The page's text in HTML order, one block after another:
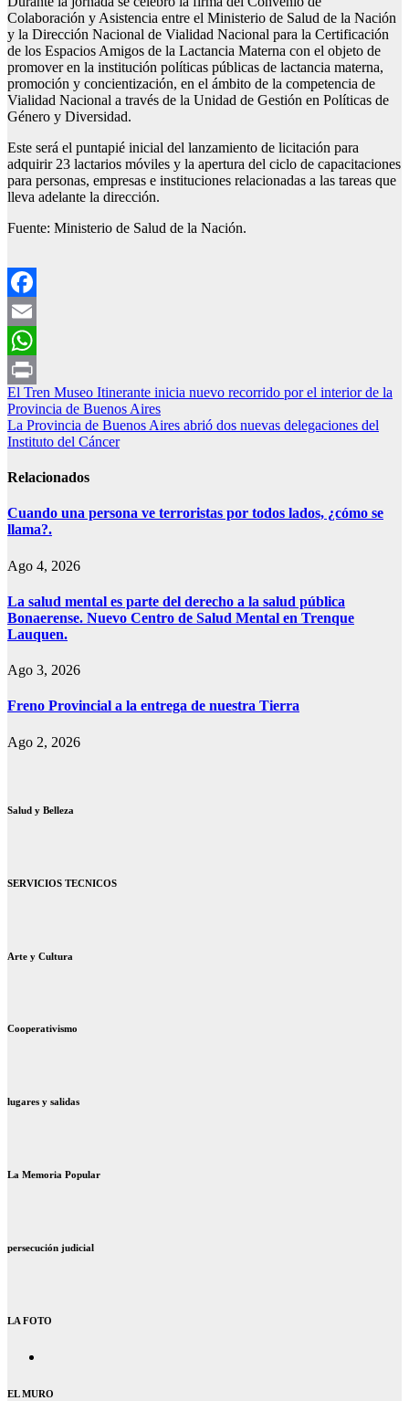
Colaboración y Asistencia entre el Ministerio de Salud de la Nación
y la Dirección Nacional de Vialidad Nacional para la Certificación
de los Espacios Amigos de la Lactancia Materna con el objeto de
promover en la institución políticas públicas de lactancia materna,
promoción y concientización, en el ámbito de la competencia de
Vialidad Nacional a través de la Unidad de Gestión en Políticas de
Género y Diversidad.
Este será el puntapié inicial del lanzamiento de licitación para
adquirir 23 lactarios móviles y la apertura del ciclo de capacitaciones
para personas, empresas e instituciones relacionadas a las tareas que
lleva adelante la dirección.
Fuente: Ministerio de Salud de la Nación.
Facebook
Email
WhatsApp
Print
Navegación
de
entradas
El Tren Museo Itinerante inicia nuevo recorrido por el interior de la
Provincia de Buenos Aires
La Provincia de Buenos Aires abrió dos nuevas delegaciones del
Instituto del Cáncer
Relacionados
Cuando una persona ve terroristas por todos lados, ¿cómo se
llama?.
Ago 4, 2026
La salud mental es parte del derecho a la salud pública
Bonaerense. Nuevo Centro de Salud Mental en Trenque
Lauquen.
Ago 3, 2026
Freno Provincial a la entrega de nuestra Tierra
Ago 2, 2026
Salud y Belleza
SERVICIOS TECNICOS
Arte y Cultura
Cooperativismo
lugares y salidas
La Memoria Popular
persecución judicial
LA FOTO
EL MURO